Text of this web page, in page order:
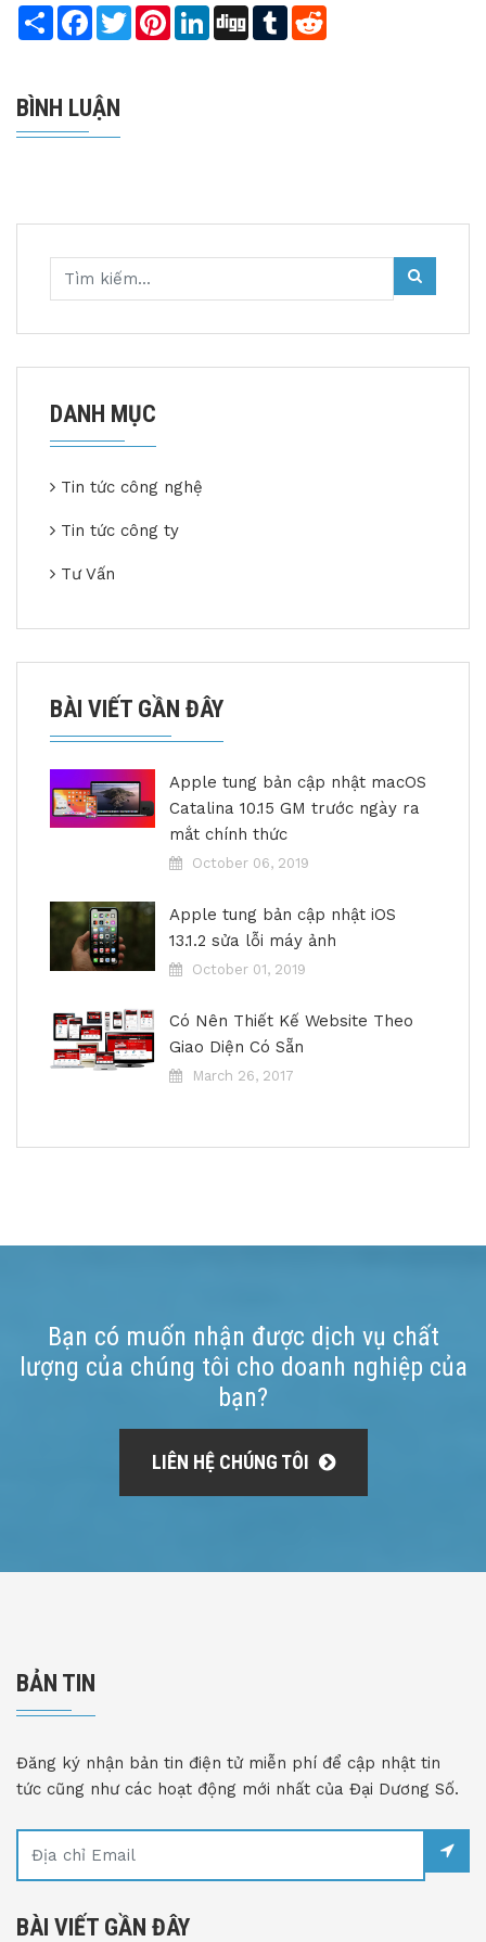
Share Facebook
TwitterPinterestLinkedInDigg Tumblr
BÌNH LUẬN
DANH MỤC
Tin tức công nghệ
Tin tức công ty
Tư Vấn
BÀI VIẾT GẦN ĐÂY
Apple tung bản cập nhật macOS
Catalina 10.15 GM trước ngày ra
mắt chính thức
October 06, 2019
Apple tung bản cập nhật iOS
13.1.2 sửa lỗi máy ảnh
October 01, 2019
Có Nên Thiết Kế Website Theo
Giao Diện Có Sẵn
March 26, 2017
Bạn có muốn nhận được dịch vụ chất
lượng của chúng tôi cho doanh nghiệp của
bạn?
LIÊN HỆ CHÚNG TÔI
BẢN TIN
Đăng ký nhận bản tin điện tử miễn phí để cập nhật tin
tức cũng như các hoạt động mới nhất của Đại Dương Số.
BÀI VIẾT GẦN ĐÂY